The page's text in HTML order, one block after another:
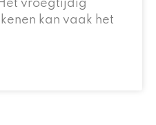
vroegtijdig
kan vaak het